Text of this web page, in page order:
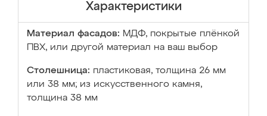
Характеристики
Материал фасадов: МДФ, покрытые плёнкой
ПВХ, или другой материал на ваш выбор
Столешница: пластиковая, толщина 26 мм
или 38 мм; из искусственного камня,
толщина 38 мм